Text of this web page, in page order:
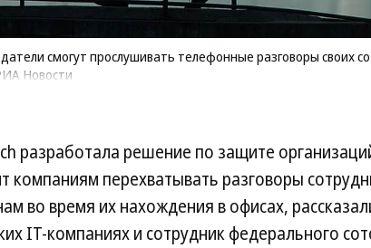
смогут прослушивать телефонные разговоры своих
Новости
разработала решение по защите
компаниям перехватывать разговоры
во время их нахождения в офисах,
IT-компаниях и сотрудник федерального